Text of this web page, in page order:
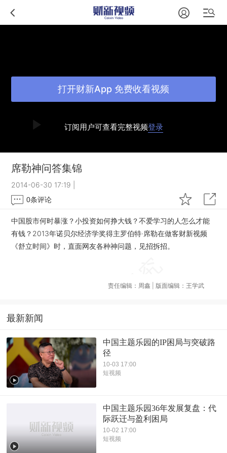
订阅用户可查看完整视频登录
打开财新App 免费收看视频
席勒神问答集锦
2014-06-30 17:19
0条评论
中国股市何时暴涨？小投资如何挣大钱？不爱学习的人怎么才能
有钱？2013年诺贝尔经济学奖得主罗伯特·席勒在做客财新视频
《舒立时间》时，直面网友各种神问题，见招拆招。
责任编辑：周鑫 | 版面编辑：王学武
最新新闻
中国主题乐园的IP困局与突破路
径
10-03 17:00
短视频
中国主题乐园36年发展复盘：代
际跃迁与盈利困局
10-02 17:00
短视频